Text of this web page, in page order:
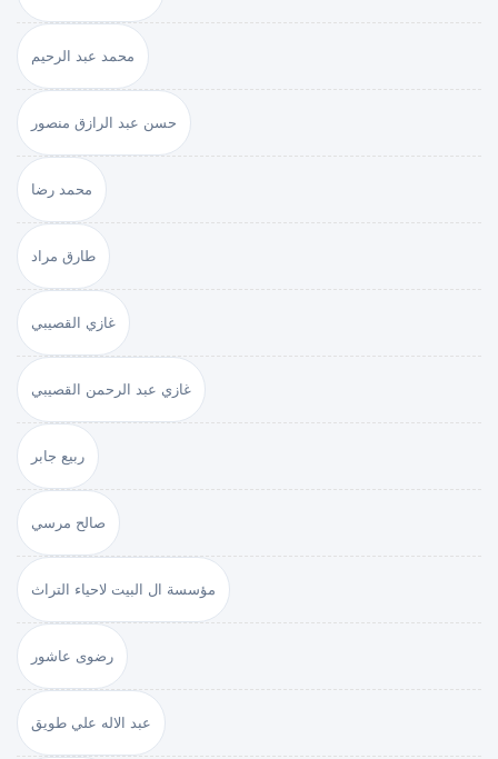
محمد عبد الرحيم
حسن عبد الرازق منصور
محمد رضا
طارق مراد
غازي القصيبي
غازي عبد الرحمن القصيبي
ربيع جابر
صالح مرسي
مؤسسة ال البيت لاحياء التراث
رضوى عاشور
عبد الاله علي طويق